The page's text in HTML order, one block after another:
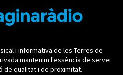
i informativa de les Terres de
mantenim l'essència de servei
de qualitat i de proximitat.